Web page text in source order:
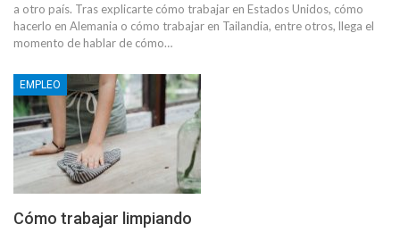
a otro país. Tras explicarte cómo trabajar en Estados Unidos, cómo
hacerlo en Alemania o cómo trabajar en Tailandia, entre otros, llega el
momento de hablar de cómo…
EMPLEO
Cómo trabajar limpiando